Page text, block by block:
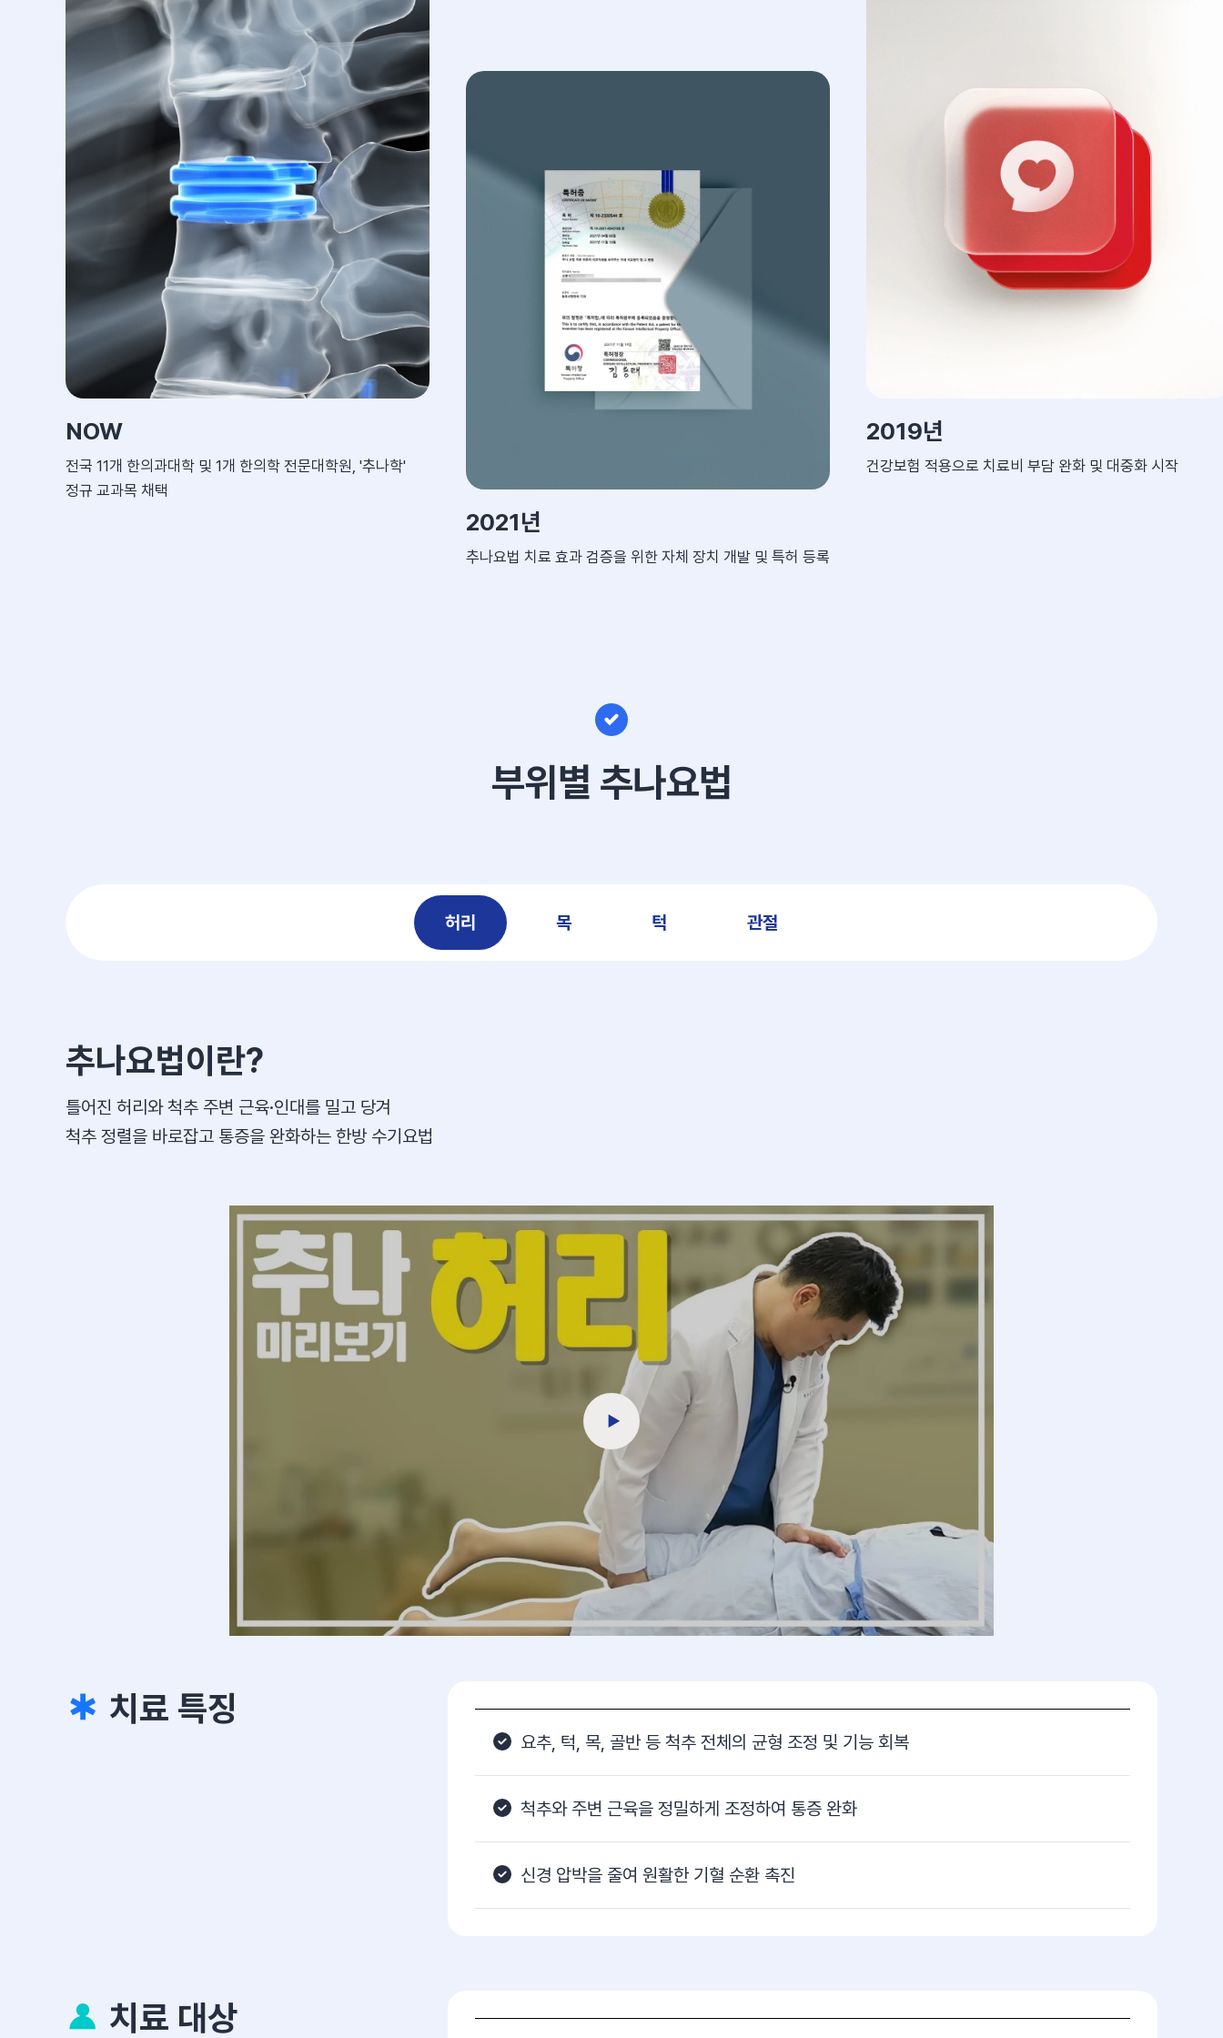
NOW
전국 11개 한의과대학 및 1개 한의학 전문대학원, '추나학'
정규 교과목 채택
2021년
추나요법 치료 효과 검증을 위한 자체 장치 개발 및 특허 등록
2019년
건강보험 적용으로 치료비 부담 완화 및 대중화 시작
부위별 추나요법
허리 목 턱 관절
추나요법이란?
틀어진 허리와 척추 주변 근육·인대를 밀고 당겨
척추 정렬을 바로잡고 통증을 완화하는 한방 수기요법
치료 특징
요추, 턱, 목, 골반 등 척추 전체의 균형 조정 및 기능 회복
척추와 주변 근육을 정밀하게 조정하여 통증 완화
신경 압박을 줄여 원활한 기혈 순환 촉진
치료 대상